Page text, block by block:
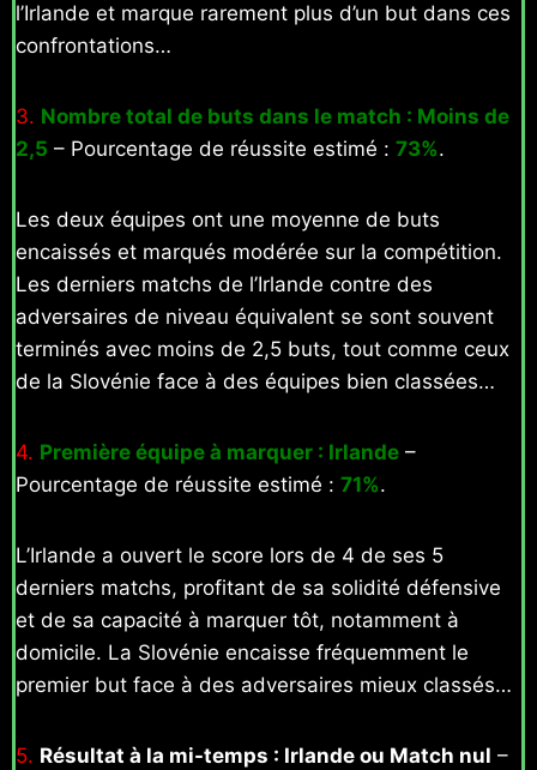
l’Irlande et marque rarement plus d’un but dans ces
confrontations…
3. Nombre total de buts dans le match : Moins de
2,5 – Pourcentage de réussite estimé : 73%.
Les deux équipes ont une moyenne de buts
encaissés et marqués modérée sur la compétition.
Les derniers matchs de l’Irlande contre des
adversaires de niveau équivalent se sont souvent
terminés avec moins de 2,5 buts, tout comme ceux
de la Slovénie face à des équipes bien classées…
4. Première équipe à marquer : Irlande –
Pourcentage de réussite estimé : 71%.
L’Irlande a ouvert le score lors de 4 de ses 5
derniers matchs, profitant de sa solidité défensive
et de sa capacité à marquer tôt, notamment à
domicile. La Slovénie encaisse fréquemment le
premier but face à des adversaires mieux classés…
5. Résultat à la mi-temps : Irlande ou Match nul –